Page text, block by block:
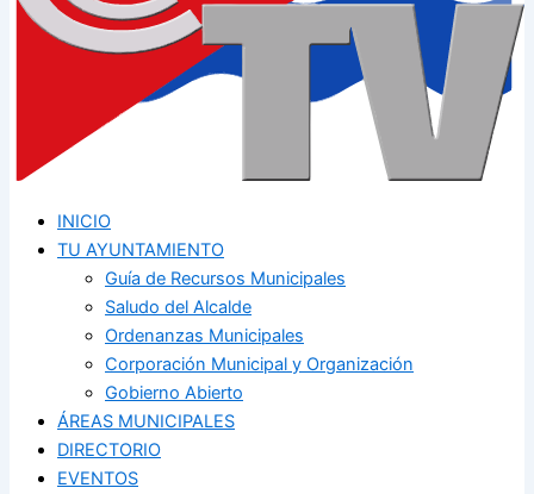
INICIO
TU AYUNTAMIENTO
Guía de Recursos Municipales
Saludo del Alcalde
Ordenanzas Municipales
Corporación Municipal y Organización
Gobierno Abierto
ÁREAS MUNICIPALES
DIRECTORIO
EVENTOS